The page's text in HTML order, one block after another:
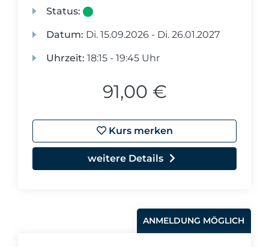
Status:
Datum: Di. 15.09.2026 - Di. 26.01.2027
Uhrzeit: 18:15 - 19:45 Uhr
91,00 €
Kurs merken
weitere Details
ANMELDUNG MÖGLICH